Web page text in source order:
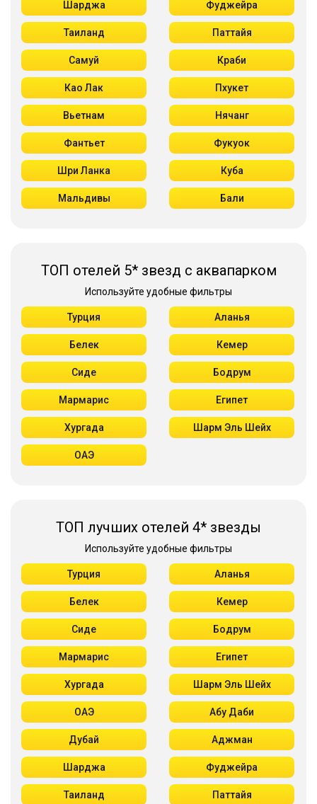
Шарджа Фуджейра
Таиланд Паттайя
Самуй Краби
Као Лак Пхукет
Вьетнам Нячанг
Фантьет Фукуок
Шри Ланка Куба
Мальдивы Бали
ТОП отелей 5* звезд с аквапарком
Используйте удобные фильтры
Турция Аланья
Белек Кемер
Сиде Бодрум
Мармарис Египет
Хургада Шарм Эль Шейх
ОАЭ
ТОП лучших отелей 4* звезды
Используйте удобные фильтры
Турция Аланья
Белек Кемер
Сиде Бодрум
Мармарис Египет
Хургада Шарм Эль Шейх
ОАЭ Абу Даби
Дубай Аджман
Шарджа Фуджейра
Таиланд Паттайя